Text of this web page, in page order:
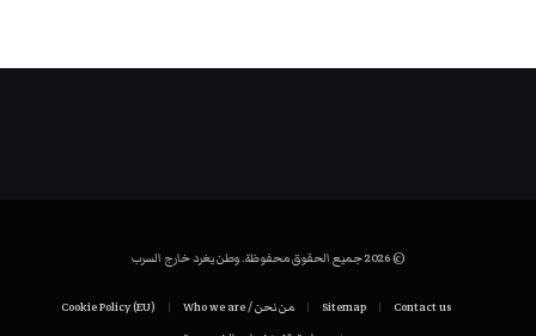
© 2026 جميع الحقوق محفوظة. وطن يغرد خارج السرب
Contact us
Sitemap من نحن / Who we are
Cookie Policy (EU)